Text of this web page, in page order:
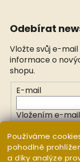
Používáme
pohodlné
a díky analýze
Odebírat
Vložte svůj e-
informace o
shopu.
E-mail
Vložením e-
PŘIHLÁSIT SE